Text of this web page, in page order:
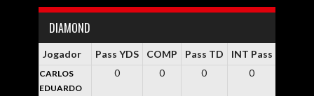
DIAMOND
Jogador Pass YDS COMP Pass TD INT Pass
CARLOS
EDUARDO
0 0 0 0